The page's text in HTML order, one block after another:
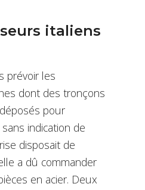
italiens
prévoir les
dont des tronçons
pour
indication de
disposait de
a dû commander
en acier. Deux